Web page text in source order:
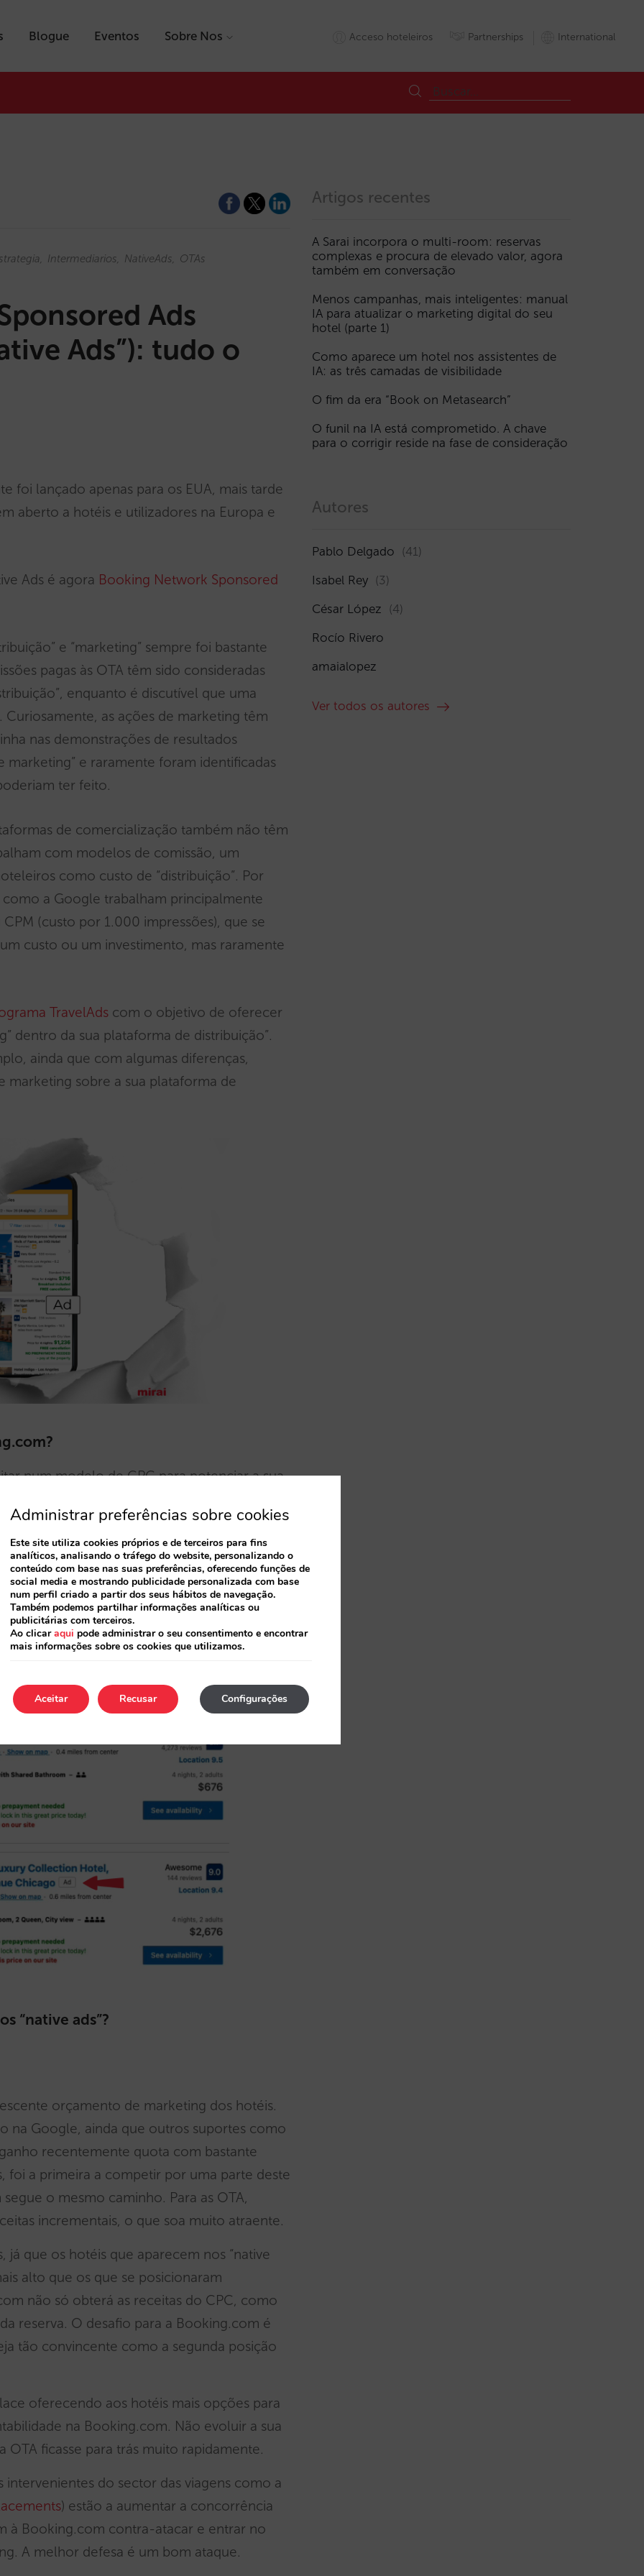
Blogue Eventos Sobre Nos Acceso hoteleiros Partnerships International
Intermediarios NativeAds OTAs
Ads
Ads”): tudo o
foi lançado apenas para os EUA, mais tarde
aberto a hotéis e utilizadores na Europa e
Ads é agora Booking Network Sponsored
e “marketing” sempre foi bastante
pagas às OTA têm sido consideradas
enquanto é discutível que uma
as ações de marketing têm
nas demonstrações de resultados
marketing” e raramente foram identificadas
ter feito.
de comercialização também não têm
com modelos de comissão, um
como custo de “distribuição”. Por
a Google trabalham principalmente
(custo por 1.000 impressões), que se
custo ou um investimento, mas raramente
TravelAds com o objetivo de oferecer
dentro da sua plataforma de distribuição”.
ainda que com algumas diferenças,
marketing sobre a sua plataforma de
num modelo de CPC para potenciar a sua
o vencedor dessa licitação acede
página de resultados (não às páginas
], diferente da etiqueta que se utiliza
de reforço [ Promoted ].
quais os hotéis podem escolher entre fazer
desativada) ou permanecer na Expedia
dos “native ads” permanecerão sempre na
ao website dos hotéis nestes anúncios.
“native ads”?
orçamento de marketing dos hotéis.
na Google, ainda que outros suportes como
recentemente quota com bastante
foi a primeira a competir por uma parte deste
o mesmo caminho. Para as OTA,
incrementais, o que soa muito atraente.
já que os hotéis que aparecem nos “native
alto que os que se posicionaram
não só obterá as receitas do CPC, como
reserva. O desafio para a Booking.com é
tão convincente como a segunda posição
oferecendo aos hotéis mais opções para
na Booking.com. Não evoluir a sua
ficasse para trás muito rapidamente.
do sector das viagens como a
) estão a aumentar a concorrência
à Booking.com contra-atacar e entrar no
A melhor defesa é um bom ataque.
Artigos recentes
A Sarai incorpora o multi-room: reservas
complexas e procura de elevado valor, agora
também em conversação
Menos campanhas, mais inteligentes: manual
IA para atualizar o marketing digital do seu
hotel (parte 1)
Como aparece um hotel nos assistentes de
IA: as três camadas de visibilidade
O fim da era “Book on Metasearch”
O funil na IA está comprometido. A chave
para o corrigir reside na fase de consideração
Autores
Pablo Delgado (41)
Isabel Rey (3)
César López (4)
Rocío Rivero
amaialopez
Ver todos os autores
Administrar preferências sobre cookies
Este site utiliza cookies próprios e de terceiros para fins
analíticos, analisando o tráfego do website, personalizando o
conteúdo com base nas suas preferências, oferecendo funções de
social media e mostrando publicidade personalizada com base
num perfil criado a partir dos seus hábitos de navegação.
Também podemos partilhar informações analíticas ou
publicitárias com terceiros.
Ao clicaraqui pode administrar o seu consentimento e encontrar
mais informações sobre os cookies que utilizamos.
Aceitar Configurações
Recusar